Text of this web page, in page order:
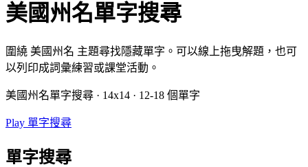
美國州名單字搜尋
圍繞 美國州名 主題尋找隱藏單字。可以線上拖曳解題，也可
以列印成詞彙練習或課堂活動。
美國州名單字搜尋 · 14x14 · 12-18 個單字
Play 單字搜尋
單字搜尋